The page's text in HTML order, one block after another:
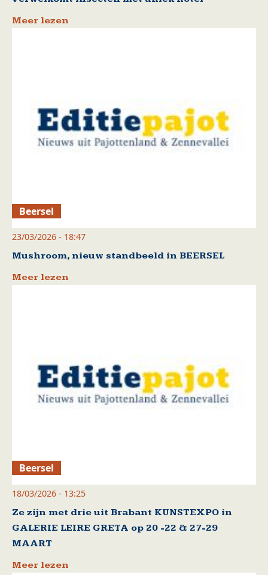
Meer lezen
Beersel
23/03/2026 - 18:47
Mushroom, nieuw standbeeld in BEERSEL
Meer lezen
Beersel
18/03/2026 - 13:25
Ze zijn met drie uit Brabant KUNSTEXPO in
GALERIE LEIRE GRETA op 20 -22 & 27-29
MAART
Meer lezen